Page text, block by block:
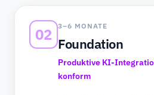
02 3–6 MONATE
Foundation
Produktive KI-
konform